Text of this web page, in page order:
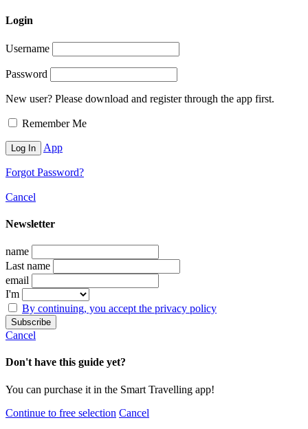
Login
Username
Password
New user? Please download and register through the app first.
Remember Me
App
Forgot Password?
Cancel
Newsletter
name
Last name
email
I'm
By continuing, you accept the privacy policy
Cancel
Don't have this guide yet?
You can purchase it in the Smart Travelling app!
Continue to free selection Cancel